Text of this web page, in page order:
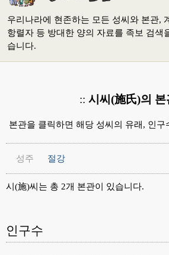
우리나라에 현존하는 모든 성씨와 본관,
항렬자 등 방대한 양의 자료를 족보 검색
습니다.
:: 시씨(施氏)의 본
본관을 클릭하면 해당 성씨의 유래, 인구
성주 절강
시(施)씨는 총 2개 본관이 있습니다.
인구수